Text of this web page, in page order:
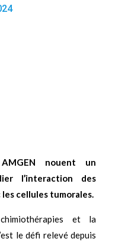
nouent un
l’interaction des
cellules tumorales.
et la
le défi relevé depuis